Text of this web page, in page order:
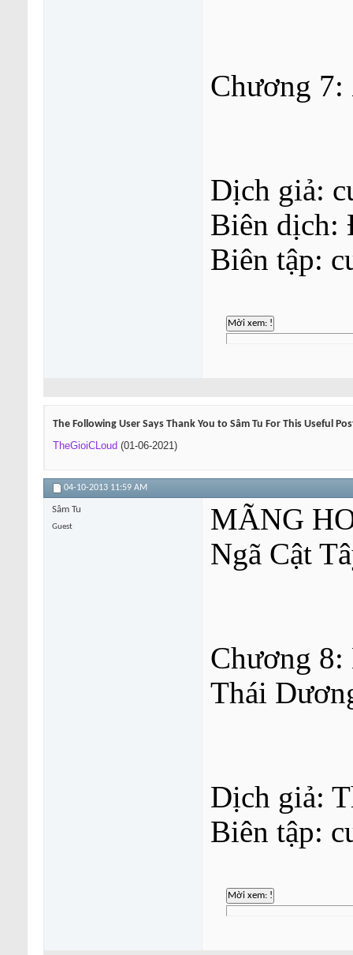
Chương
Dịch giả:
Biên dịch:
Biên tập:
The Following User Says Thank You to Sâm Tu For This Useful
TheGioiCLoud (01-06-2021)
04-10-2013 11:59 AM
Sâm Tu
Guest
MÃNG
Ngã Cật
Chương
Thái
Dịch giả:
Biên tập: